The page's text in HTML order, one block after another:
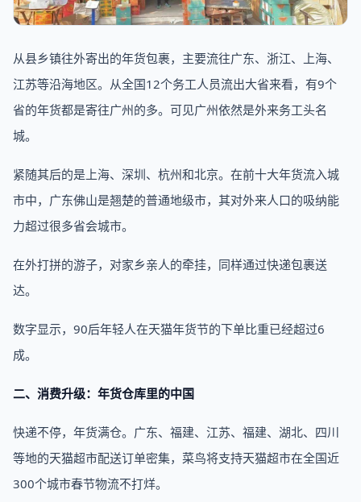
从县乡镇往外寄出的年货包裹，主要流往广东、浙江、上海、
江苏等沿海地区。从全国12个务工人员流出大省来看，有9个
省的年货都是寄往广州的多。可见广州依然是外来务工头名
城。
紧随其后的是上海、深圳、杭州和北京。在前十大年货流入城
市中，广东佛山是翘楚的普通地级市，其对外来人口的吸纳能
力超过很多省会城市。
在外打拼的游子，对家乡亲人的牵挂，同样通过快递包裹送
达。
数字显示，90后年轻人在天猫年货节的下单比重已经超过6
成。
二、消费升级：年货仓库里的中国
快递不停，年货满仓。广东、福建、江苏、福建、湖北、四川
等地的天猫超市配送订单密集，菜鸟将支持天猫超市在全国近
300个城市春节物流不打烊。